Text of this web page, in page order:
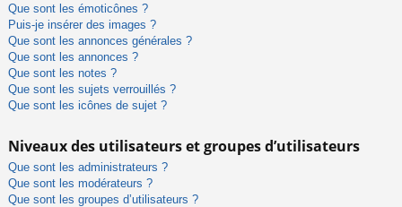
Que sont les émoticônes ?
Puis-je insérer des images ?
Que sont les annonces générales ?
Que sont les annonces ?
Que sont les notes ?
Que sont les sujets verrouillés ?
Que sont les icônes de sujet ?
Niveaux des utilisateurs et groupes d’utilisateurs
Que sont les administrateurs ?
Que sont les modérateurs ?
Que sont les groupes d’utilisateurs ?